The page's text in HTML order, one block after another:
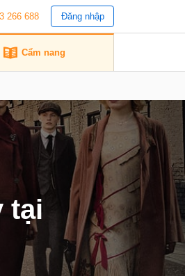
266 688 Đăng nhập
Cẩm nang
tại